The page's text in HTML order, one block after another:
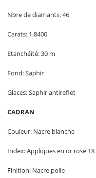
Nbre de diamants: 46
Carats: 1.8400
Etanchéité: 30 m
Fond: Saphir
Glaces: Saphir antireflet
CADRAN
Couleur: Nacre blanche
Index: Appliques en or rose
Finition: Nacre polie